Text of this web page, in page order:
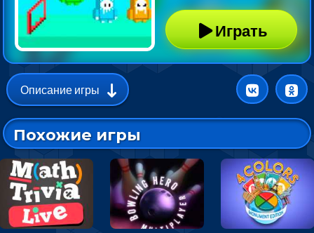
Играть
Описание игры
Похожие игры